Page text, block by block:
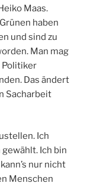
Maas.
haben
und sind zu
Man mag
Politiker
Das ändert
Sacharbeit
Ich
Ich bin
nur nicht
Menschen